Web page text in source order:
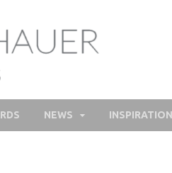
Perfume – Nathalie Feisthauer – LAB
NEWS